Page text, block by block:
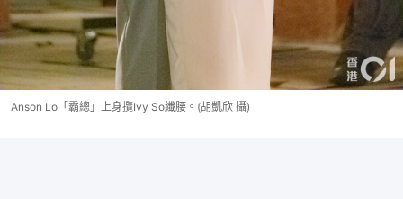
Anson Lo「霸總」上身攬Ivy So纖腰。(胡凱欣 攝)